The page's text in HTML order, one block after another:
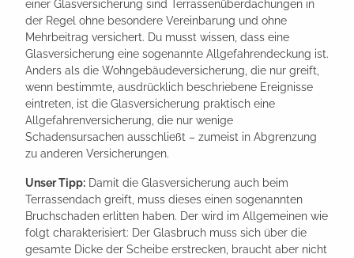
einer Glasversicherung sind Terrassenüberdachungen in
der Regel ohne besondere Vereinbarung und ohne
Mehrbeitrag versichert. Du musst wissen, dass eine
Glasversicherung eine sogenannte Allgefahrendeckung ist.
Anders als die Wohngebäudeversicherung, die nur greift,
wenn bestimmte, ausdrücklich beschriebene Ereignisse
eintreten, ist die Glasversicherung praktisch eine
Allgefahrenversicherung, die nur wenige
Schadensursachen ausschließt – zumeist in Abgrenzung
zu anderen Versicherungen.
Unser Tipp: Damit die Glasversicherung auch beim
Terrassendach greift, muss dieses einen sogenannten
Bruchschaden erlitten haben. Der wird im Allgemeinen wie
folgt charakterisiert: Der Glasbruch muss sich über die
gesamte Dicke der Scheibe erstrecken, braucht aber nicht